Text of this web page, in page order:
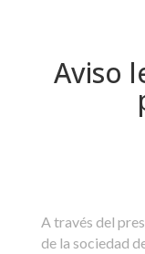
Aviso
A través del
de la sociedad